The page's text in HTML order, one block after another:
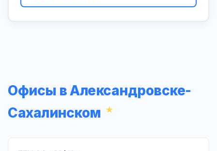
Офисы в Александровске-
Сахалинском